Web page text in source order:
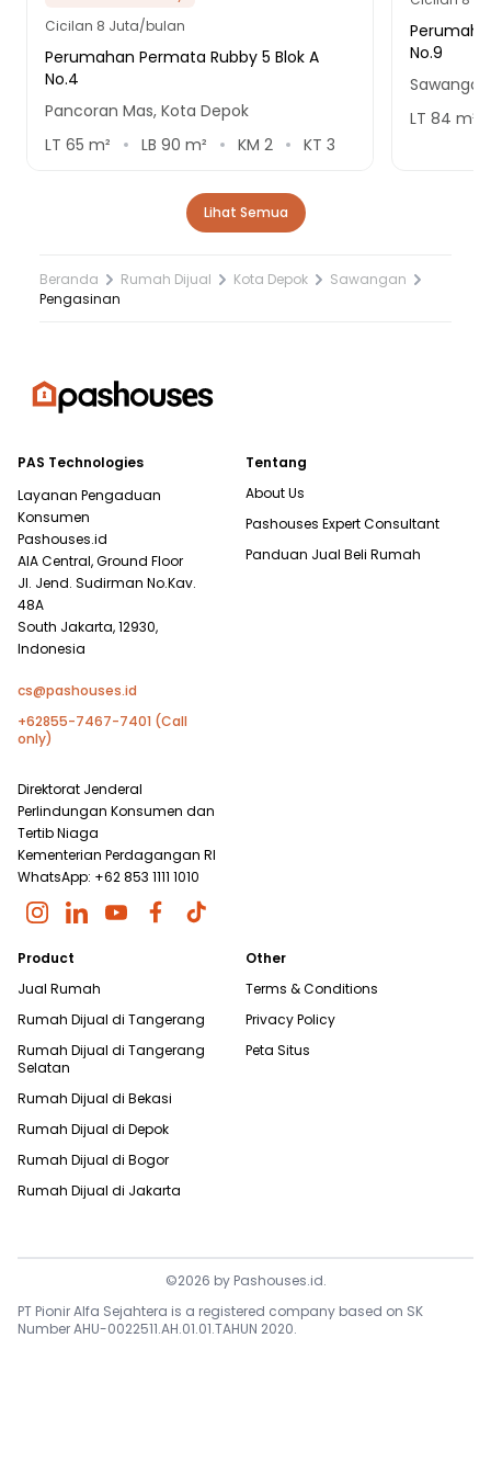
Cicilan 8 Juta/bulan
Perumahan Permata Rubby 5 Blok A
No.4
Pancoran Mas, Kota Depok
LT 65 m² LB 90 m² KM 2 KT 3
No.9
LT 84 m²
Lihat Semua
Beranda Rumah Dijual Kota Depok
Sawangan
Pengasinan
PAS Technologies
Layanan Pengaduan
Konsumen
Pashouses.id
AIA Central, Ground Floor
Jl. Jend. Sudirman No.Kav.
48A
South Jakarta, 12930,
Indonesia
cs@pashouses.id
+62855-7467-7401 (Call
only)
Direktorat Jenderal
Perlindungan Konsumen dan
Tertib Niaga
Kementerian Perdagangan RI
WhatsApp: +62 853 1111 1010
Tentang
About Us
Pashouses Expert Consultant
Panduan Jual Beli Rumah
Product
Jual Rumah
Rumah Dijual di Tangerang
Rumah Dijual di Tangerang
Selatan
Rumah Dijual di Bekasi
Rumah Dijual di Depok
Rumah Dijual di Bogor
Rumah Dijual di Jakarta
Other
Terms & Conditions
Privacy Policy
Peta Situs
©2026 by Pashouses.id.
PT Pionir Alfa Sejahtera is a registered company based on SK
Number AHU-0022511.AH.01.01.TAHUN 2020.